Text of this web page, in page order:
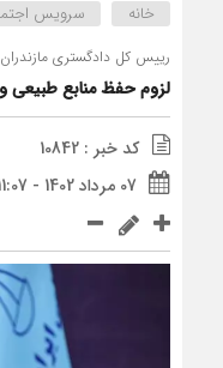
خانه سرویس
رییس کل دادگستری
لزوم حفظ منابع طبیعی و
کد خبر : 10842
07 مرداد 1402 - 11:07